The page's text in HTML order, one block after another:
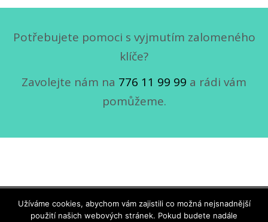
Potřebujete pomoci s vyjmutím zalomeného
klíče?
Zavolejte nám na 776 11 99 99 a rádi vám
pomůžeme.
Ochrana osobních údajů
Užíváme cookies, abychom vám zajistili co možná nejsnadnější
použití našich webových stránek. Pokud budete nadále